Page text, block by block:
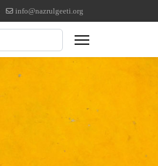
info@nazrulgeeti.org